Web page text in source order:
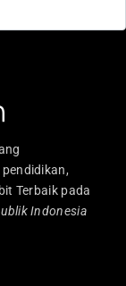
Terbaik pada
Indonesia